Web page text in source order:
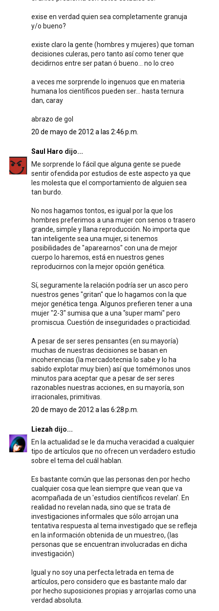
exise en verdad quien sea completamente granuja
y/o bueno?
existe claro la gente (hombres y mujeres) que toman
decisiones culeras, pero tanto así como tener que
decidirnos entre ser patan ó bueno... no lo creo
a veces me sorprende lo ingenuos que en materia
humana los científicos pueden ser... hasta ternura
dan, caray
abrazo de gol
20 de mayo de 2012 a las 2:46 p.m.
Saul Haro dijo...
Me sorprende lo fácil que alguna gente se puede
sentir ofendida por estudios de este aspecto ya que
les molesta que el comportamiento de alguien sea
tan burdo.
No nos hagamos tontos, es igual por la que los
hombres preferimos a una mujer con senos o trasero
grande, simple y llana reproducción. No importa que
tan inteligente sea una mujer, si tenemos
posibilidades de "aparearnos" con una de mejor
cuerpo lo haremos, está en nuestros genes
reproducirnos con la mejor opción genética.
Sí, seguramente la relación podría ser un asco pero
nuestros genes "gritan" que lo hagamos con la que
mejor genética tenga. Algunos prefieren tener a una
mujer "2-3" sumisa que a una "super mami" pero
promiscua. Cuestión de inseguridades o practicidad.
A pesar de ser seres pensantes (en su mayoría)
muchas de nuestras decisiones se basan en
incoherencias (la mercadotecnia lo sabe y lo ha
sabido explotar muy bien) así que tomémonos unos
minutos para aceptar que a pesar de ser seres
razonables nuestras acciones, en su mayoría, son
irracionales, primitivas.
20 de mayo de 2012 a las 6:28 p.m.
Liezah dijo...
En la actualidad se le da mucha veracidad a cualquier
tipo de artículos que no ofrecen un verdadero estudio
sobre el tema del cuál hablan.
Es bastante común que las personas den por hecho
cualquier cosa que lean siempre que vean que va
acompañada de un 'estudios científicos revelan'. En
realidad no revelan nada, sino que se trata de
investigaciones informales que sólo arrojan una
tentativa respuesta al tema investigado que se refleja
en la información obtenida de un muestreo, (las
personas que se encuentran involucradas en dicha
investigación)
Igual y no soy una perfecta letrada en tema de
artículos, pero considero que es bastante malo dar
por hecho suposiciones propias y arrojarlas como una
verdad absoluta.